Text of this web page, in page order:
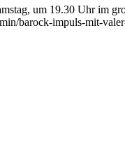
um 19.30 Uhr im
barock-impuls-mit-